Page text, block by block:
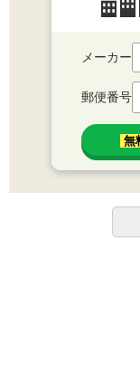
メーカー
郵便番号
無